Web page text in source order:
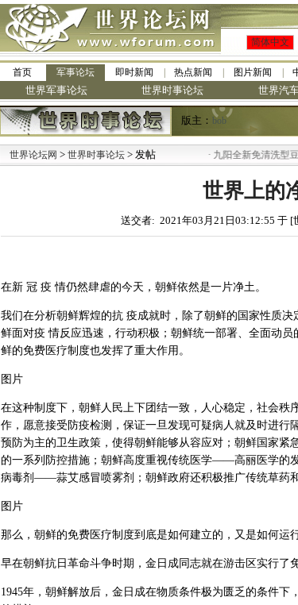
简体中文
首页 军事论坛 即时新闻 热点新闻 图片新闻
世界军事论坛 世界时事论坛 世界汽
版主： bob
世界论坛网 > 世界时事论坛 > 发帖 九阳全新免清洗型豆浆机 全
世界上的
送交者: 2021年03月21日03:12:55 于 [
在新 冠 疫 情仍然肆虐的今天，朝鲜依然是一片净土。
我们在分析朝鲜辉煌的抗 疫成就时，除了朝鲜的国家性质
鲜面对疫 情反应迅速，行动积极；朝鲜统一部署、全面动
鲜的免费医疗制度也发挥了重大作用。
图片
在这种制度下，朝鲜人民上下团结一致，人心稳定，社会秩
作，愿意接受防疫检测，保证一旦发现可疑病人就及时进行
预防为主的卫生政策，使得朝鲜能够从容应对；朝鲜国家紧
的一系列防控措施；朝鲜高度重视传统医学——高丽医学的
病毒剂——蒜艾感冒喷雾剂；朝鲜政府还积极推广传统草
图片
那么，朝鲜的免费医疗制度到底是如何建立的，又是如何运
早在朝鲜抗日革命斗争时期，金日成同志就在游击区实行了
1945年，朝鲜解放后，金日成在物质条件极为匮乏的条件